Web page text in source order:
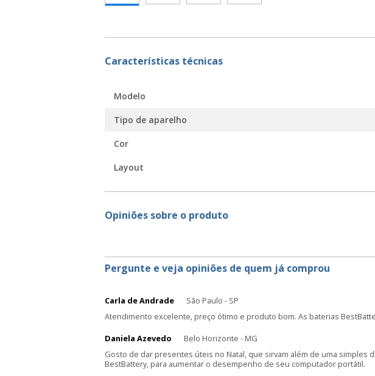
Características técnicas
Modelo
Tipo de aparelho
Cor
Layout
Opiniões sobre o produto
Pergunte e veja opiniões de quem já comprou
Carla de Andrade
São Paulo - SP
Atendimento excelente, preço ótimo e produto bom. As baterias
Daniela Azevedo
Belo Horizonte - MG
Gosto de dar presentes úteis no Natal, que sirvam além de uma
BestBattery, para aumentar o desempenho de seu computador portátil.